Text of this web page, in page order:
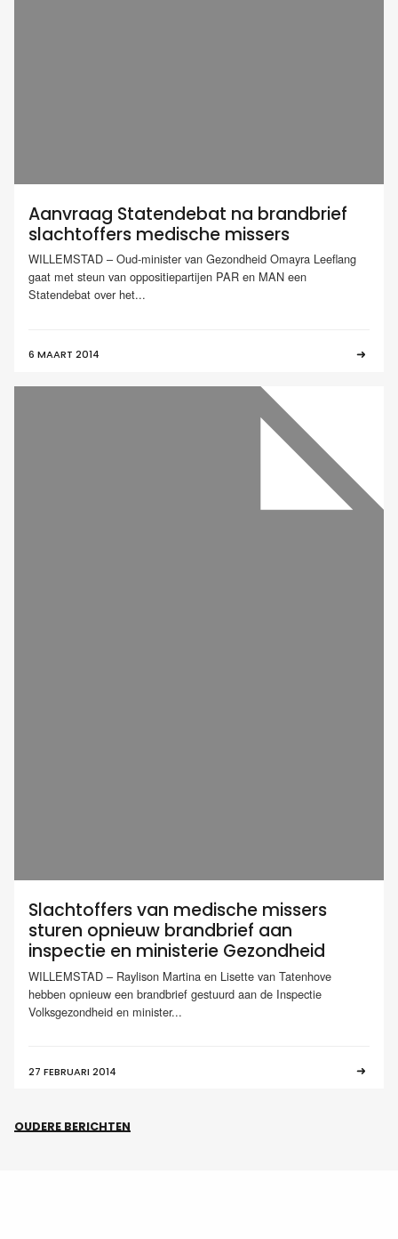
Aanvraag Statendebat na brandbrief
slachtoffers medische missers
WILLEMSTAD – Oud-minister van Gezondheid Omayra Leeflang
gaat met steun van oppositiepartijen PAR en MAN een
Statendebat over het...
6 MAART 2014
Slachtoffers van medische missers
sturen opnieuw brandbrief aan
inspectie en ministerie Gezondheid
WILLEMSTAD – Raylison Martina en Lisette van Tatenhove
hebben opnieuw een brandbrief gestuurd aan de Inspectie
Volksgezondheid en minister...
27 FEBRUARI 2014
OUDERE BERICHTEN